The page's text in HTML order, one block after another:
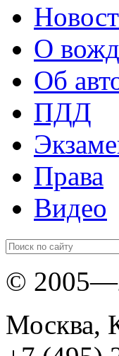
О
Об
ПДД
Права
Видео
©
Москва,